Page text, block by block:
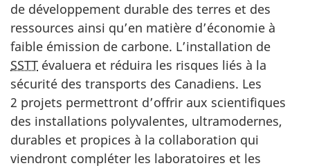
de développement durable des terres et des
ressources ainsi qu’en matière d’économie à
faible émission de carbone. L’installation de
SSTT évaluera et réduira les risques liés à la
sécurité des transports des Canadiens. Les
2 projets permettront d’offrir aux scientifiques
des installations polyvalentes, ultramodernes,
durables et propices à la collaboration qui
viendront compléter les laboratoires et les